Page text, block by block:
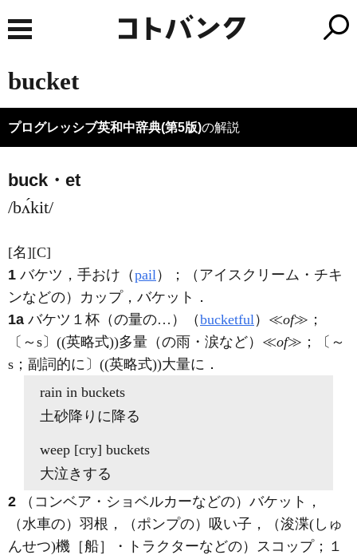
bucket
プログレッシブ英和中辞典(第5版)の解説
buck・et
/bʌ́kit/
[名][C]
1 バケツ，手おけ（pail）；（アイスクリーム・チキ
ンなどの）カップ，バケット ．
1a バケツ１杯（の量の…）（bucketful）≪of≫；
〔～s〕((英略式))多量（の雨・涙など）≪of≫；〔～
s；副詞的に〕((英略式))大量に ．
rain in buckets
土砂降りに降る
weep [cry] buckets
大泣きする
2 （コンベア・ショベルカーなどの）バケット，
（水車の）羽根，（ポンプの）吸い子，（浚渫(しゅ
んせつ)機［船］・トラクターなどの）スコップ；１